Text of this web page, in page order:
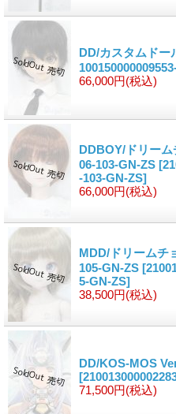
DD/カスタムドー
66,000円(税込)
DDBOY/ドリー
06-103-GN-ZS
-103-GN-ZS]
66,000円(税込)
MDD/ドリームチ
105-GN-ZS
5-GN-ZS]
38,500円(税込)
DD/KOS-MOS
71,500円(税込)